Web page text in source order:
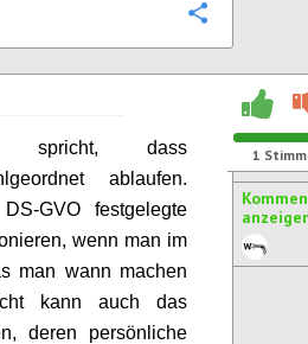
spricht, dass
ablaufen.
GVO festgelegte
wenn man im
man wann machen
kann auch das
deren persönliche
1